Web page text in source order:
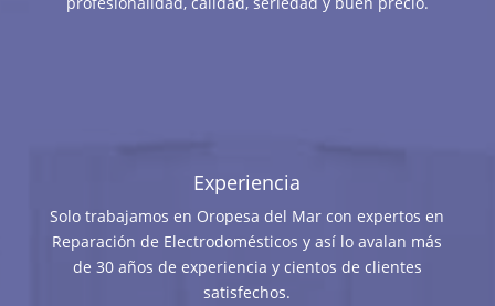
Experiencia
Solo trabajamos en Oropesa del Mar con expertos en
Reparación de Electrodomésticos y así lo avalan más
de 30 años de experiencia y cientos de clientes
satisfechos.